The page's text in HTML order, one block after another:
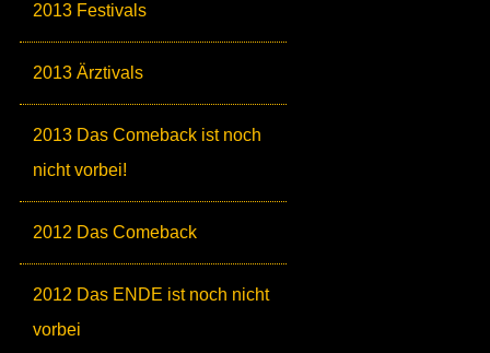
2013 Festivals
2013 Ärztivals
2013 Das Comeback ist noch
nicht vorbei!
2012 Das Comeback
2012 Das ENDE ist noch nicht
vorbei